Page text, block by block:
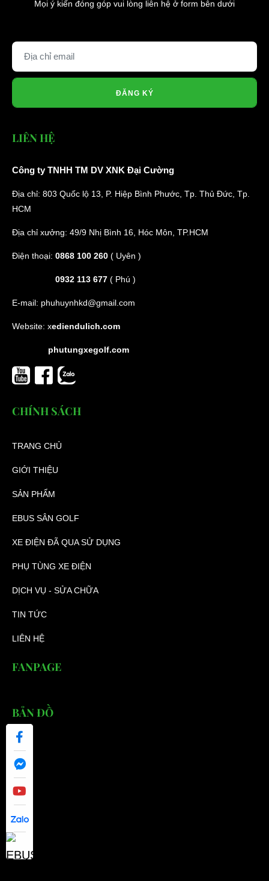
Mọi ý kiến đóng góp vui lòng liên hệ ở form bên dưới
ĐĂNG KÝ
LIÊN HỆ
Công ty TNHH TM DV XNK Đại Cường
Địa chỉ: 803 Quốc lộ 13, P. Hiệp Bình Phước, Tp. Thủ Đức, Tp.
HCM
Địa chỉ xưởng: 49/9 Nhị Bình 16, Hóc Môn, TP.HCM
Điện thoại: 0868 100 260 ( Uyên )
0932 113 677 ( Phú )
E-mail: phuhuynhkd@gmail.com
Website: xediendulich.com
phutungxegolf.com
CHÍNH SÁCH
TRANG CHỦ
GIỚI THIỆU
SẢN PHẨM
EBUS SÂN GOLF
XE ĐIỆN ĐÃ QUA SỬ DỤNG
PHỤ TÙNG XE ĐIỆN
DỊCH VỤ - SỬA CHỮA
TIN TỨC
LIÊN HỆ
FANPAGE
BẢN ĐỒ